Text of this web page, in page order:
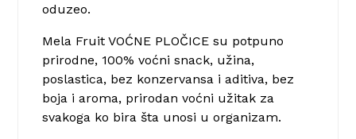
oduzeo.
Mela Fruit VOĆNE PLOČICE su potpuno
prirodne, 100% voćni snack, užina,
poslastica, bez konzervansa i aditiva, bez
boja i aroma, prirodan voćni užitak za
svakoga ko bira šta unosi u organizam.